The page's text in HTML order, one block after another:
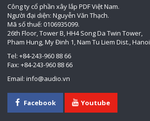
Công ty cổ phần xây lắp PDF Việt Nam.
Người đại diện: Nguyễn Văn Thạch.
Mã số thuế: 0106935099.
26th Floor, Tower B, HH4 Song Da Twin Tower,
Pham Hung, My Đinh 1, Nam Tu Liem Dist., Hanoi
Tel: +84-243-960 88 66
Fax: +84-243-960 88 66
Email: info@audio.vn
Facebook Youtube